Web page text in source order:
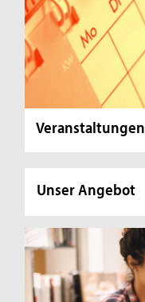
Veranstaltungen
Unser Angebot